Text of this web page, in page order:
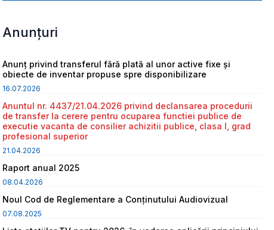
Anunțuri
Anunț privind transferul fără plată al unor active fixe și
obiecte de inventar propuse spre disponibilizare
16.07.2026
Anuntul nr. 4437/21.04.2026 privind declansarea procedurii
de transfer la cerere pentru ocuparea functiei publice de
executie vacanta de consilier achizitii publice, clasa I, grad
profesional superior
21.04.2026
Raport anual 2025
08.04.2026
Noul Cod de Reglementare a Conținutului Audiovizual
07.08.2025